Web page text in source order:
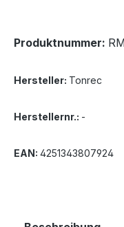
Produktnummer:
Hersteller: Tonrec
Herstellernr.: -
EAN: 4251343807924